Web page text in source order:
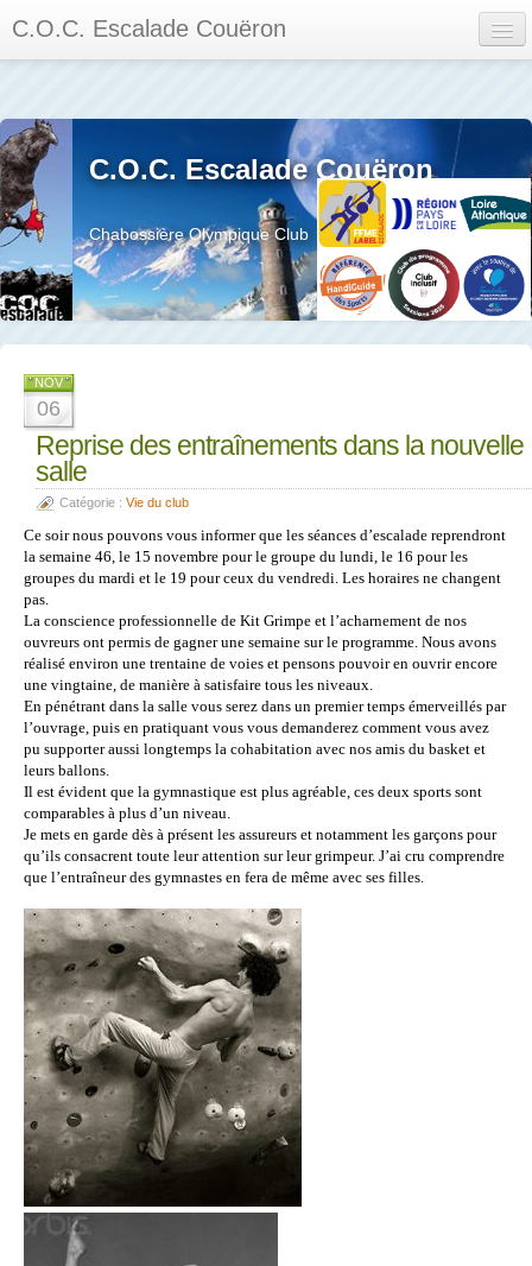
C.O.C. Escalade Couëron
Calendrier des événements et des compétitions
Les membres
Les séances
Privée
La salle et le mur
C.O.C. Escalade Couëron
Chabossière Olympique Club
NOV
06
Reprise des entraînements dans la nouvelle
salle
Catégorie : Vie du club
Ce soir nous pouvons vous informer que les séances d’escalade reprendront
la semaine 46, le 15 novembre pour le groupe du lundi, le 16 pour les
groupes du mardi et le 19 pour ceux du vendredi. Les horaires ne changent
pas.
La conscience professionnelle de Kit Grimpe et l’acharnement de nos
ouvreurs ont permis de gagner une semaine sur le programme. Nous avons
réalisé environ une trentaine de voies et pensons pouvoir en ouvrir encore
une vingtaine, de manière à satisfaire tous les niveaux.
En pénétrant dans la salle vous serez dans un premier temps émerveillés par
l’ouvrage, puis en pratiquant vous vous demanderez comment vous avez
pu supporter aussi longtemps la cohabitation avec nos amis du basket et
leurs ballons.
Il est évident que la gymnastique est plus agréable, ces deux sports sont
comparables à plus d’un niveau.
Je mets en garde dès à présent les assureurs et notamment les garçons pour
qu’ils consacrent toute leur attention sur leur grimpeur. J’ai cru comprendre
que l’entraîneur des gymnastes en fera de même avec ses filles.